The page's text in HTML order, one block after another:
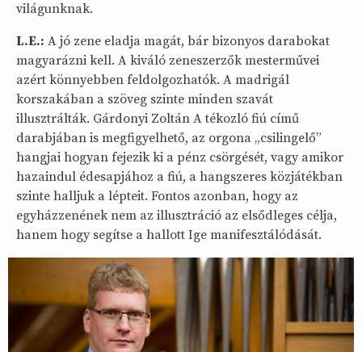
világunknak.
L.E.: A jó zene eladja magát, bár bizonyos darabokat
magyarázni kell. A kiváló zeneszerzők mesterművei
azért könnyebben feldolgozhatók. A madrigál
korszakában a szöveg szinte minden szavát
illusztrálták. Gárdonyi Zoltán A tékozló fiú című
darabjában is megfigyelhető, az orgona „csilingelő”
hangjai hogyan fejezik ki a pénz csörgését, vagy amikor
hazaindul édesapjához a fiú, a hangszeres közjátékban
szinte halljuk a lépteit. Fontos azonban, hogy az
egyházzenének nem az illusztráció az elsődleges célja,
hanem hogy segítse a hallott Ige manifesztálódását.